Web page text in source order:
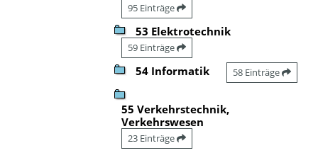
95 Einträge
53 Elektrotechnik
59 Einträge
54 Informatik 58 Einträge
55 Verkehrstechnik,
Verkehrswesen
23 Einträge